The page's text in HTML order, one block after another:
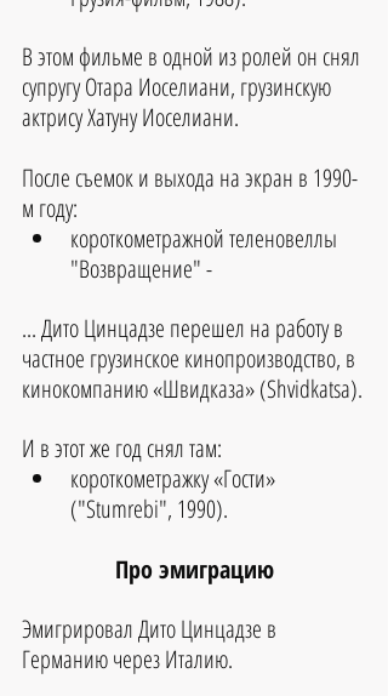
В этом фильме в одной из ролей он снял
супругу Отара Иоселиани, грузинскую
актрису Хатуну Иоселиани.
После съемок и выхода на экран в 1990-
м году:
короткометражной теленовеллы
"Возвращение" -
... Дито Цинцадзе перешел на работу в
частное грузинское кинопроизводство, в
кинокомпанию «Швидказа» (Shvidkatsa).
И в этот же год снял там:
короткометражку «Гости»
("Stumrebi", 1990).
Про эмиграцию
Эмигрировал Дито Цинцадзе в
Германию через Италию.